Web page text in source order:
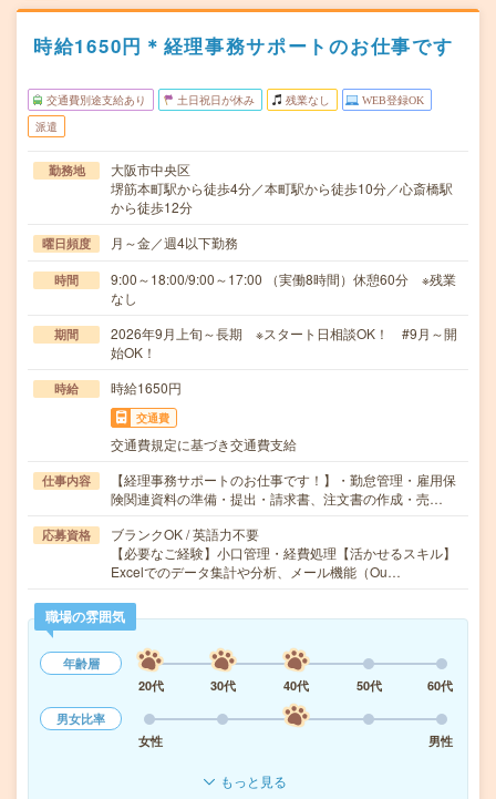
時給1650円＊経理事務サポートのお仕事です
交通費別途支給あり 土日祝日が休み 残業なし WEB登録OK
派遣
勤務地
大阪市中央区
堺筋本町駅から徒歩4分／本町駅から徒歩10分／心斎橋駅
から徒歩12分
曜日頻度 月～金／週4以下勤務
時間
9:00～18:00/9:00～17:00 （実働8時間）休憩60分 ※残業
なし
期間
2026年9月上旬～長期 ※スタート日相談OK！ #9月～開
始OK！
時給 時給1650円
交通費
交通費規定に基づき交通費支給
仕事内容
【経理事務サポートのお仕事です！】・勤怠管理・雇用保
険関連資料の準備・提出・請求書、注文書の作成・売…
応募資格
ブランクOK / 英語力不要
【必要なご経験】小口管理・経費処理【活かせるスキル】
Excelでのデータ集計や分析、メール機能（Ou…
職場の雰囲気
年齢層
20代
30代 40代 50代
60代
男女比率
女性
男性
もっと見る